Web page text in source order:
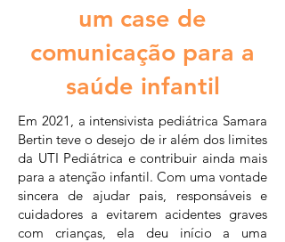
um case de
comunicação para a
saúde infantil
Em 2021, a intensivista pediátrica Samara
Bertin teve o desejo de ir além dos limites
da UTI Pediátrica e contribuir ainda mais
para a atenção infantil. Com uma vontade
sincera de ajudar pais, responsáveis e
cuidadores a evitarem acidentes graves
com crianças, ela deu início a uma